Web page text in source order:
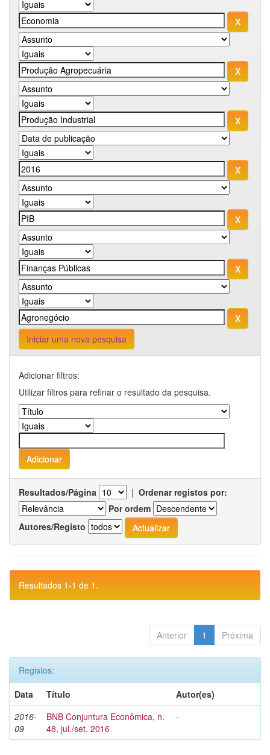
Iniciar uma nova pesquisa
Adicionar filtros:
Utilizar filtros para refinar o resultado da pesquisa.
Resultados/Página | Ordenar registos por:
Por ordem
Autores/Registo
Resultados 1-1 de 1.
Anterior 1 Próxima
Registos:
Data
Título
Autor(es)
2016-
09
BNB Conjuntura Econômica, n.
48, jul./set. 2016
-